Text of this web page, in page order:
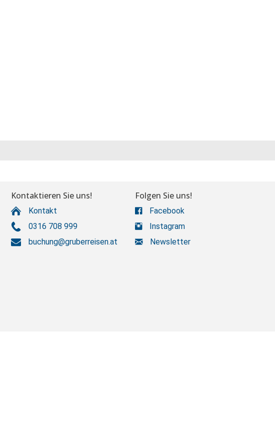
Kontaktieren Sie uns!
Kontakt
0316 708 999
buchung@gruberreisen.at
Folgen Sie uns!
Facebook
Instagram
Newsletter